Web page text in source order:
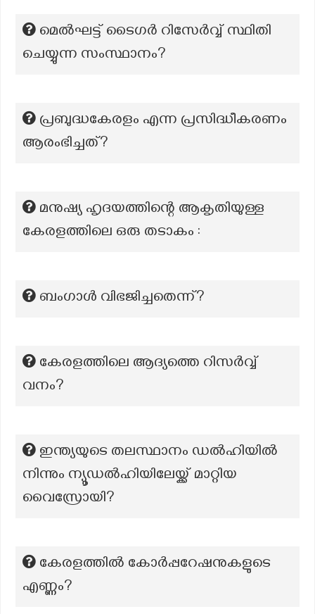
മെൽഘട്ട് ടൈഗർ റിസേർവ്വ് സ്ഥിതി
ചെയ്യുന്ന സംസ്ഥാനം?
പ്രബുദ്ധകേരളം എന്ന പ്രസിദ്ധീകരണം
ആരംഭിച്ചത്?
മനുഷ്യ ഹൃദയത്തിന്റെ ആകൃതിയുള്ള
കേരളത്തിലെ ഒരു തടാകം :
ബംഗാൾ വിഭജിച്ചതെന്ന്?
കേരളത്തിലെ ആദ്യത്തെ റിസര്‍വ്വ്
വനം?
ഇന്ത്യയുടെ തലസ്ഥാനം ഡൽഹിയിൽ
നിന്നും ന്യൂഡൽഹിയിലേയ്ക്ക് മാറ്റിയ
വൈസ്രോയി?
കേരളത്തിൽ കോർപ്പറേഷനുകളുടെ
എണ്ണം?